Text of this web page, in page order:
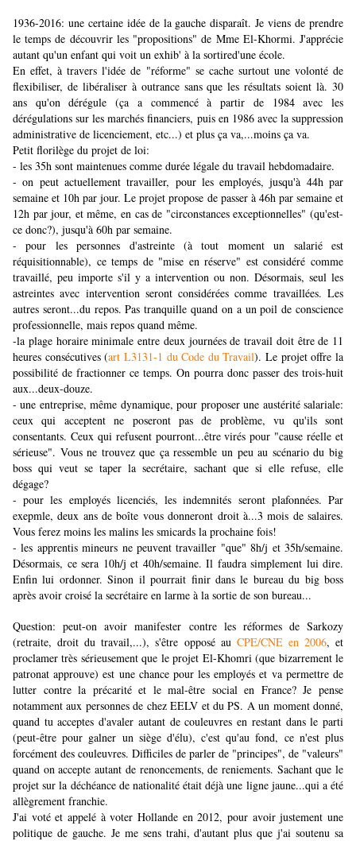
1936-2016: une certaine idée de la gauche disparaît. Je viens de prendre
le temps de découvrir les "propositions" de Mme El-Khormi. J'apprécie
autant qu'un enfant qui voit un exhib' à la sortired'une école.
En effet, à travers l'idée de "réforme" se cache surtout une volonté de
flexibiliser, de libéraliser à outrance sans que les résultats soient là. 30
ans qu'on dérégule (ça a commencé à partir de 1984 avec les
dérégulations sur les marchés financiers, puis en 1986 avec la suppression
administrative de licenciement, etc...) et plus ça va,...moins ça va.
Petit florilège du projet de loi:
- les 35h sont maintenues comme durée légale du travail hebdomadaire.
- on peut actuellement travailler, pour les employés, jusqu'à 44h par
semaine et 10h par jour. Le projet propose de passer à 46h par semaine et
12h par jour, et même, en cas de "circonstances exceptionnelles" (qu'est-
ce donc?), jusqu'à 60h par semaine.
- pour les personnes d'astreinte (à tout moment un salarié est
réquisitionnable), ce temps de "mise en réserve" est considéré comme
travaillé, peu importe s'il y a intervention ou non. Désormais, seul les
astreintes avec intervention seront considérées comme travaillées. Les
autres seront...du repos. Pas tranquille quand on a un poil de conscience
professionnelle, mais repos quand même.
-la plage horaire minimale entre deux journées de travail doit être de 11
heures consécutives (art L3131-1 du Code du Travail). Le projet offre la
possibilité de fractionner ce temps. On pourra donc passer des trois-huit
aux...deux-douze.
- une entreprise, même dynamique, pour proposer une austérité salariale:
ceux qui acceptent ne poseront pas de problème, vu qu'ils sont
consentants. Ceux qui refusent pourront...être virés pour "cause réelle et
sérieuse". Vous ne trouvez que ça ressemble un peu au scénario du big
boss qui veut se taper la secrétaire, sachant que si elle refuse, elle
dégage?
- pour les employés licenciés, les indemnités seront plafonnées. Par
exepmle, deux ans de boîte vous donneront droit à...3 mois de salaires.
Vous ferez moins les malins les smicards la prochaine fois!
- les apprentis mineurs ne peuvent travailler "que" 8h/j et 35h/semaine.
Désormais, ce sera 10h/j et 40h/semaine. Il faudra simplement lui dire.
Enfin lui ordonner. Sinon il pourrait finir dans le bureau du big boss
après avoir croisé la secrétaire en larme à la sortie de son bureau...
Question: peut-on avoir manifester contre les réformes de Sarkozy
(retraite, droit du travail,...), s'être opposé au CPE/CNE en 2006, et
proclamer très sérieusement que le projet El-Khomri (que bizarrement le
patronat approuve) est une chance pour les employés et va permettre de
lutter contre la précarité et le mal-être social en France? Je pense
notamment aux personnes de chez EELV et du PS. A un moment donné,
quand tu acceptes d'avaler autant de couleuvres en restant dans le parti
(peut-être pour galner un siège d'élu), c'est qu'au fond, ce n'est plus
forcément des couleuvres. Difficiles de parler de "principes", de "valeurs"
quand on accepte autant de renoncements, de reniements. Sachant que le
projet sur la déchéance de nationalité était déjà une ligne jaune...qui a été
allègrement franchie.
J'ai voté et appelé à voter Hollande en 2012, pour avoir justement une
politique de gauche. Je me sens trahi, d'autant plus que j'ai soutenu sa